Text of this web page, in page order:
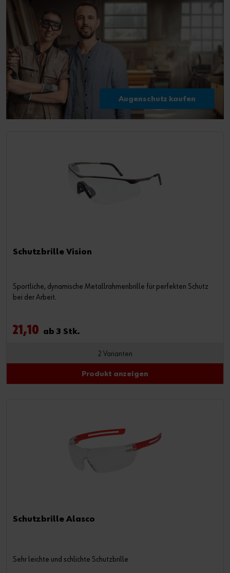
Augenschutz kaufen
Schutzbrille Vision
Sportliche, dynamische Metallrahmenbrille für perfekten Schutz
bei der Arbeit.
21,10 ab 3 Stk.
2 Varianten
Produkt anzeigen
Schutzbrille Alasco
Sehr leichte und schlichte Schutzbrille